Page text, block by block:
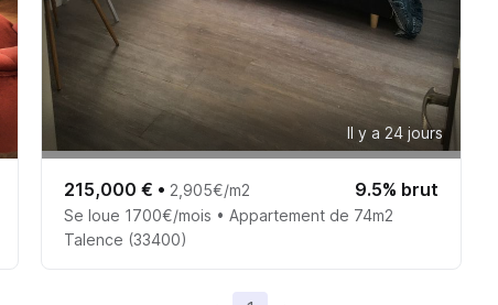
Il y a 24 jours
215,000 € • 2,905€/m2 9.5% brut
Se loue 1700€/mois • Appartement de 74m2
Talence (33400)